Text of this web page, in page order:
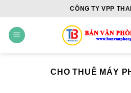
content
CÔNG TY VPP
CHO THUÊ MÁY